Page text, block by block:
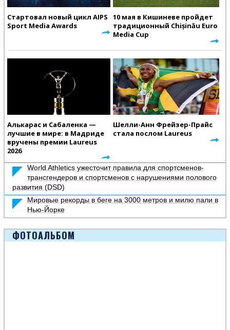
Стартовал новый цикл AIPS
Sport Media Awards
10 мая в Кишиневе пройдет
традиционный Chișinău Euro
Media Cup
Алькарас и Сабаленка —
лучшие в мире: в Мадриде
вручены премии Laureus
2026
Шелли-Анн Фрейзер-Прайс
стала послом Laureus
World Athletics ужесточит правила для спортсменов-
трансгендеров и спортсменов с нарушениями полового
развития (DSD)
Мировые рекорды в беге на 3000 метров и милю пали в
Нью-Йорке
ФОТОАЛЬБОМ